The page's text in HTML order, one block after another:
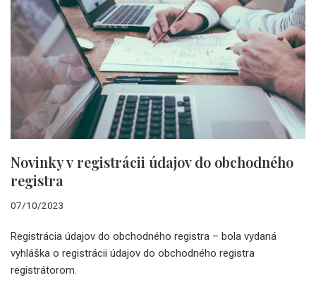
Novinky v registrácii údajov do obchodného
registra
07/10/2023
Registrácia údajov do obchodného registra – bola vydaná
vyhláška o registrácii údajov do obchodného registra
registrátorom.